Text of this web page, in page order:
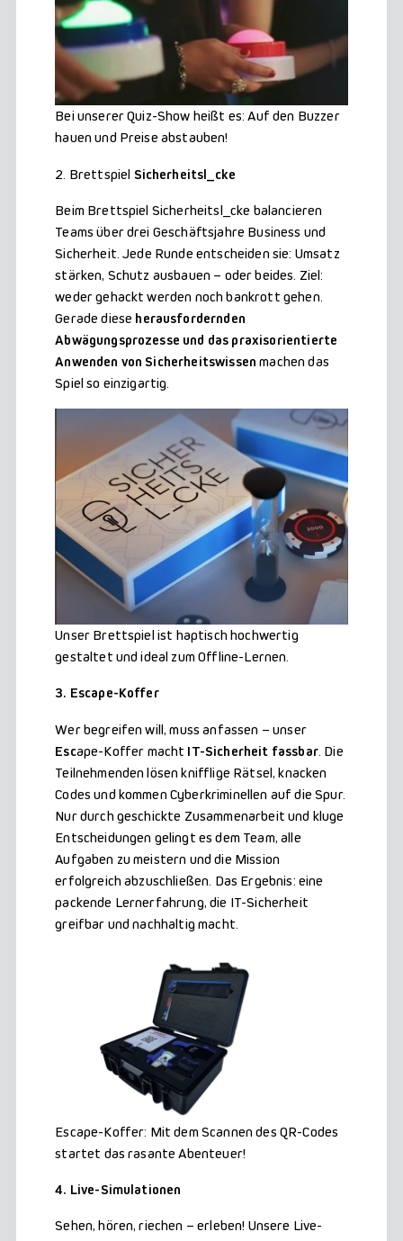
Bei unserer Quiz-Show heißt es: Auf den Buzzer
hauen und Preise abstauben!
2. Brettspiel Sicherheitsl_cke
Beim Brettspiel Sicherheitsl_cke balancieren
Teams über drei Geschäftsjahre Business und
Sicherheit. Jede Runde entscheiden sie: Umsatz
stärken, Schutz ausbauen – oder beides. Ziel:
weder gehackt werden noch bankrott gehen.
Gerade diese herausfordernden
Abwägungsprozesse und das praxisorientierte
Anwenden von Sicherheitswissen machen das
Spiel so einzigartig.
Unser Brettspiel ist haptisch hochwertig
gestaltet und ideal zum Offline-Lernen.
3. Escape-Koffer
Wer begreifen will, muss anfassen – unser
Escape-Koffer macht IT-Sicherheit fassbar. Die
Teilnehmenden lösen knifflige Rätsel, knacken
Codes und kommen Cyberkriminellen auf die Spur.
Nur durch geschickte Zusammenarbeit und kluge
Entscheidungen gelingt es dem Team, alle
Aufgaben zu meistern und die Mission
erfolgreich abzuschließen. Das Ergebnis: eine
packende Lernerfahrung, die IT-Sicherheit
greifbar und nachhaltig macht.
Escape-Koffer: Mit dem Scannen des QR-Codes
startet das rasante Abenteuer!
4. Live-Simulationen
Sehen, hören, riechen – erleben! Unsere Live-